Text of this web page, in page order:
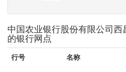
中国农业银行股份有限公司
的银行网点
行号 名称